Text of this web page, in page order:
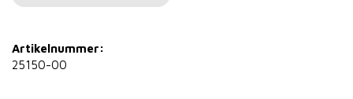
Artikelnummer:
25150-00